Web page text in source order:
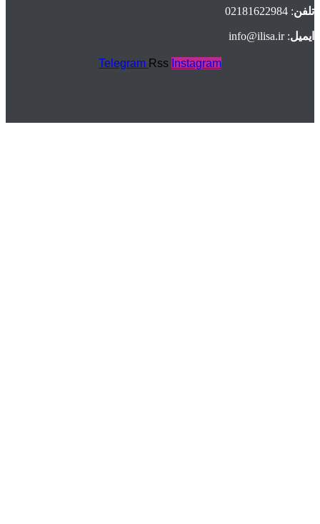
تلفن: 02181622984
ایمیل: info@ilisa.ir
Telegram Rss Instagram